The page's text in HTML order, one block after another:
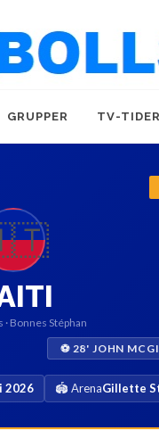
GRUPPER TV-TIDER
Bonnes Stéphan
⚽ 28' JOHN
2026 🏟️ ArenaGillette